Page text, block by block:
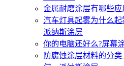
金属耐磨涂层有哪些
汽车灯具起雾为什么
派纳斯涂层
你的电脑还好么?屏幕
防腐蚀涂层材料的分